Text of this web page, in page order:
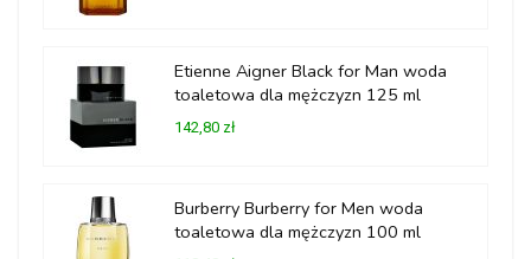
Etienne Aigner Black for Man woda
toaletowa dla mężczyzn 125 ml
142,80 zł
Burberry Burberry for Men woda
toaletowa dla mężczyzn 100 ml